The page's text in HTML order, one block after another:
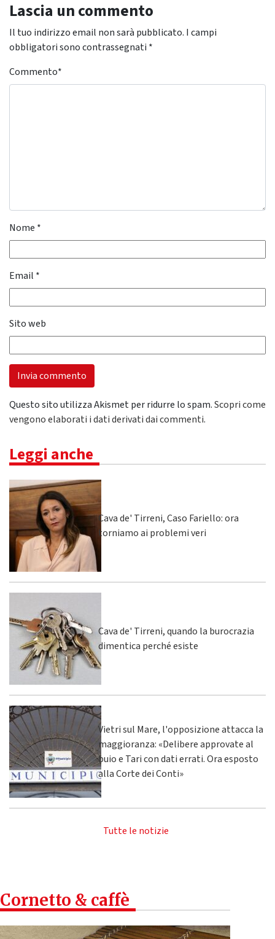
Lascia un commento
Il tuo indirizzo email non sarà pubblicato. I campi
obbligatori sono contrassegnati *
Commento*
Nome *
Email *
Sito web
Questo sito utilizza Akismet per ridurre lo spam.Scopri come
vengono elaborati i dati derivati dai commenti.
Leggi anche
Cava de' Tirreni, Caso Fariello: ora
torniamo ai problemi veri
Cava de' Tirreni, quando la burocrazia
dimentica perché esiste
Vietri sul Mare, l'opposizione attacca la
maggioranza: «Delibere approvate al
buio e Tari con dati errati. Ora esposto
alla Corte dei Conti»
Tutte le notizie
Cornetto & caffè